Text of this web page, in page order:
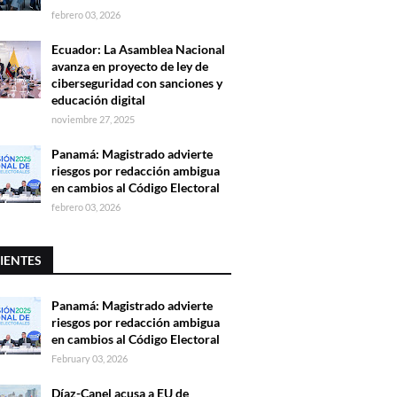
febrero 03, 2026
Ecuador: La Asamblea Nacional
avanza en proyecto de ley de
ciberseguridad con sanciones y
educación digital
noviembre 27, 2025
Panamá: Magistrado advierte
riesgos por redacción ambigua
en cambios al Código Electoral
febrero 03, 2026
Panamá: Magistrado advierte
riesgos por redacción ambigua
en cambios al Código Electoral
February 03, 2026
Díaz-Canel acusa a EU de